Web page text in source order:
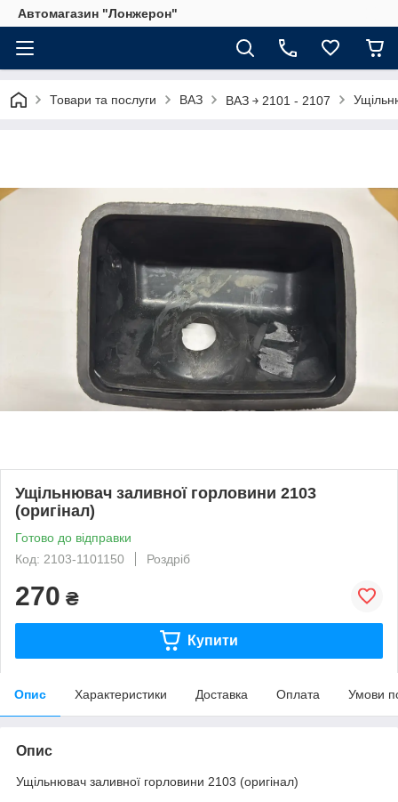
Автомагазин "Лонжерон"
Товари та послуги ВАЗ ВАЗ ￫ 2101 - 2107
Ущільнювач заливної горловини 2103
(оригінал)
Готово до відправки
Код: 2103-1101150
Роздріб
270 ₴
Купити
Опис Характеристики Доставка Оплата Умови
Опис
Ущільнювач заливної горловини 2103 (оригінал)